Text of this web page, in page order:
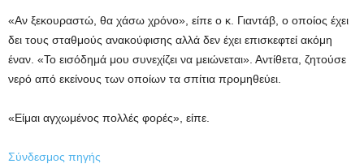
«Αν ξεκουραστώ, θα χάσω χρόνο», είπε ο κ. Γιαντάβ, ο οποίος έχει
δει τους σταθμούς ανακούφισης αλλά δεν έχει επισκεφτεί ακόμη
έναν. «Το εισόδημά μου συνεχίζει να μειώνεται». Αντίθετα, ζητούσε
νερό από εκείνους των οποίων τα σπίτια προμηθεύει.
«Είμαι αγχωμένος πολλές φορές», είπε.
Σύνδεσμος πηγής